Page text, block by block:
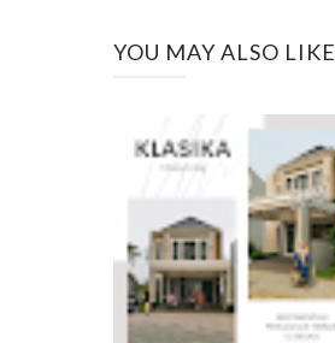
YOU MAY ALSO LIKE